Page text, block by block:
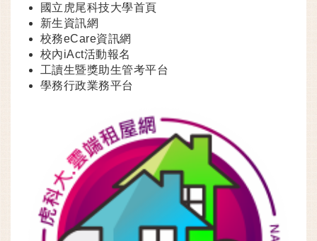
國立虎尾科技大學首頁
新生資訊網
校務eCare資訊網
校內iAct活動報名
工讀生暨獎助生管考平台
學務行政業務平台